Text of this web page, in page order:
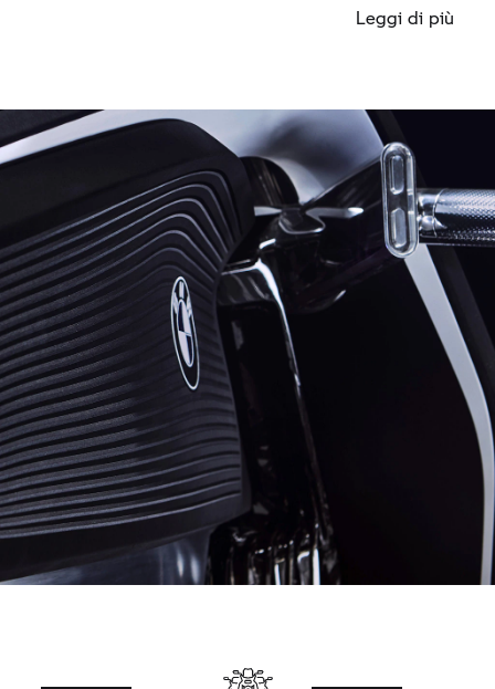
Leggi di più